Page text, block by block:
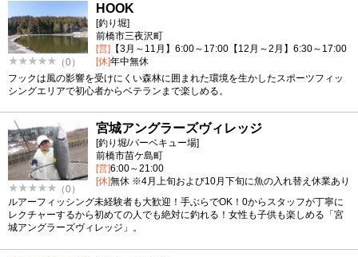
（0）
HOOK
[釣り堀]
前橋市三夜沢町
[営] 【3月～11月】6:00～17:00【12月～2月】6:30～17:00
[休]年中無休
フックは風の影響を受けにくい森林に囲まれた環境を生かしたスポーツフィッ
シングエリアで初心者からベテランまで楽しめる。
（0）
宮城アングラーズヴィレッジ
[釣り堀/バーベキュー場]
前橋市苗ケ島町
[営]6:00～21:00
[休]無休 ※4月上旬および10月下旬に魚の入れ替え休業あり
ルアーフィッシング未経験者も大歓迎！手ぶらでOK！0からスタッフが丁寧に
レクチャーするから初めての人でも絶対に釣れる！女性も子供も楽しめる「宮
城アングラーズヴィレッジ」。